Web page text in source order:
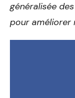
généralisée
pour améliorer